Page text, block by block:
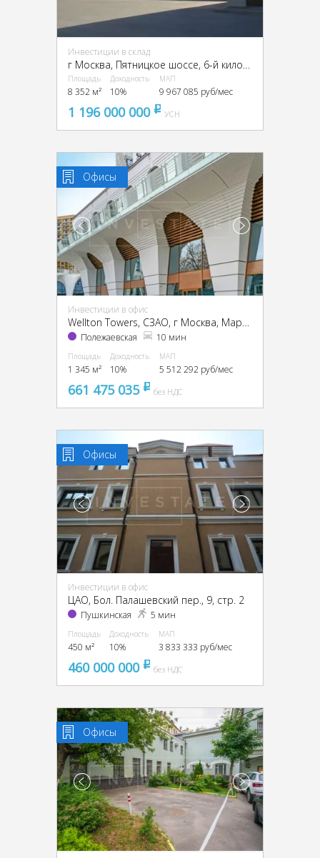
Инвестиции в склад
Площадь
8 352 м²
Доходность
10%
МАП
9 967 085 руб/мес
1 196 000 000 pуб
УСН
Офисы
Инвестиции в офис
Wellton Towers, CЗАО, г Москва, Маршала Жукова пр-т, 39
Полежаевская 10 мин
Площадь
1 345 м²
Доходность
10%
МАП
5 512 292 руб/мес
661 475 035 pуббез НДС
Офисы
Инвестиции в офис
ЦАО, Бол. Палашевский пер., 9, стр. 2
Пушкинская 5 мин
Площадь
450 м²
Доходность
10%
МАП
3 833 333 руб/мес
460 000 000 pуббез НДС
Офисы